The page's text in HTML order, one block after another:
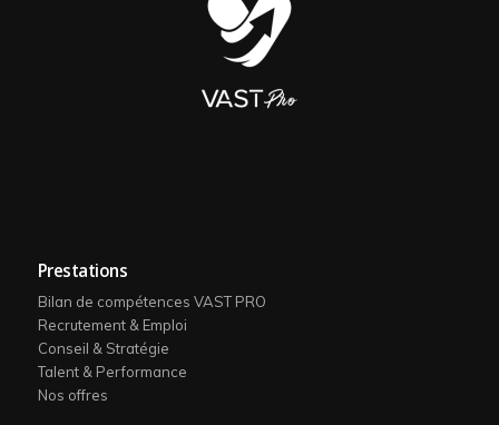
Prestations
Bilan de compétences VAST PRO
Recrutement & Emploi
Conseil & Stratégie
Talent & Performance
Nos offres